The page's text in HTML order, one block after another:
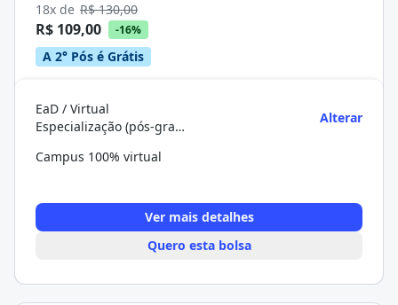
18x de R$ 130,00
R$ 109,00 -16%
A 2° Pós é Grátis
EaD / Virtual
Especialização (pós-graduação)
Alterar
Campus 100% virtual
Ver mais detalhes
Quero esta bolsa